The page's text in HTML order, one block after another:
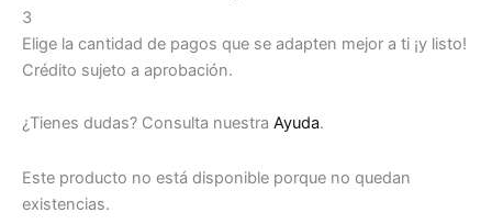
3
Elige la cantidad de pagos que se adapten mejor a ti ¡y listo!
Crédito sujeto a aprobación.
¿Tienes dudas? Consulta nuestra Ayuda.
Este producto no está disponible porque no quedan
existencias.